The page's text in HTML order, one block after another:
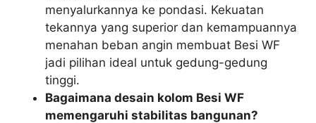
menyalurkannya ke pondasi. Kekuatan
tekannya yang superior dan kemampuannya
menahan beban angin membuat Besi WF
jadi pilihan ideal untuk gedung-gedung
tinggi.
Bagaimana desain kolom Besi WF
memengaruhi stabilitas bangunan?